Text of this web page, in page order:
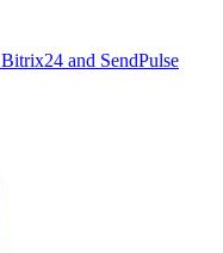
Bitrix24 and SendPulse